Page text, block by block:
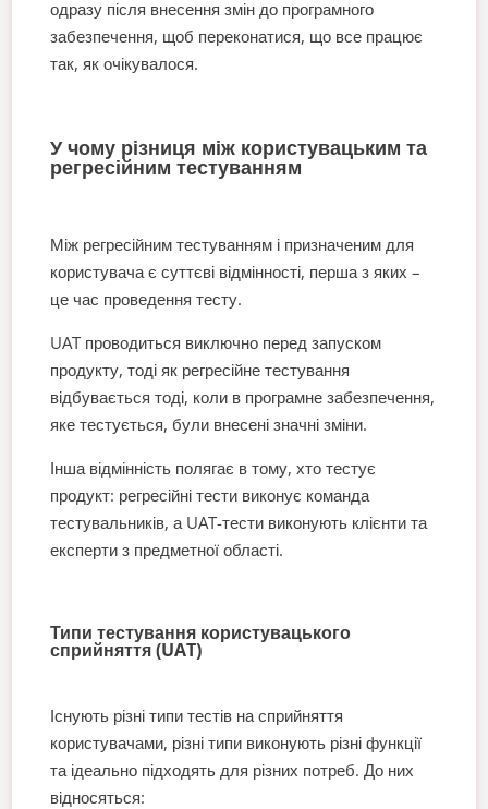
одразу після внесення змін до програмного
забезпечення, щоб переконатися, що все працює
так, як очікувалося.
У чому різниця між користувацьким та
регресійним тестуванням
Між регресійним тестуванням і призначеним для
користувача є суттєві відмінності, перша з яких –
це час проведення тесту.
UAT проводиться виключно перед запуском
продукту, тоді як регресійне тестування
відбувається тоді, коли в програмне забезпечення,
яке тестується, були внесені значні зміни.
Інша відмінність полягає в тому, хто тестує
продукт: регресійні тести виконує команда
тестувальників, а UAT-тести виконують клієнти та
експерти з предметної області.
Типи тестування користувацького
сприйняття (UAT)
Існують різні типи тестів на сприйняття
користувачами, різні типи виконують різні функції
та ідеально підходять для різних потреб. До них
відносяться: